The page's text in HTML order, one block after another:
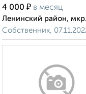
4 000 ₽ в месяц
Ленинский район,
Собственник,